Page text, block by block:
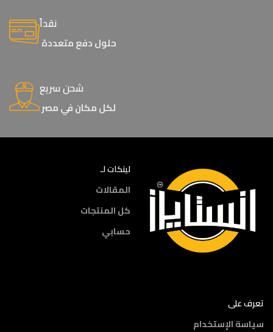
نقداً
حلول دفع متعددة
شحن سريع
لكل مكان في مصر
لينكات لـ
المقالات
كل المنتجات
حسابي
تعرف على
سياسة الإستخدام